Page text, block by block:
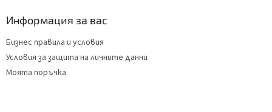
Информация за вас
Бизнес правила и условия
Условия за защита на личните данни
Моята поръчка